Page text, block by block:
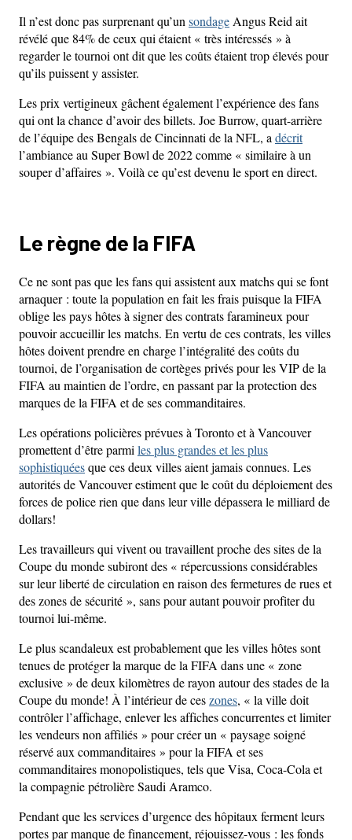
Il n’est donc pas surprenant qu’un sondage Angus Reid ait
révélé que 84% de ceux qui étaient « très intéressés » à
regarder le tournoi ont dit que les coûts étaient trop élevés pour
qu’ils puissent y assister.
Les prix vertigineux gâchent également l’expérience des fans
qui ont la chance d’avoir des billets. Joe Burrow, quart-arrière
de l’équipe des Bengals de Cincinnati de la NFL, a décrit
l’ambiance au Super Bowl de 2022 comme « similaire à un
souper d’affaires ». Voilà ce qu’est devenu le sport en direct.
Le règne de la FIFA
Ce ne sont pas que les fans qui assistent aux matchs qui se font
arnaquer : toute la population en fait les frais puisque la FIFA
oblige les pays hôtes à signer des contrats faramineux pour
pouvoir accueillir les matchs. En vertu de ces contrats, les villes
hôtes doivent prendre en charge l’intégralité des coûts du
tournoi, de l’organisation de cortèges privés pour les VIP de la
FIFA au maintien de l’ordre, en passant par la protection des
marques de la FIFA et de ses commanditaires.
Les opérations policières prévues à Toronto et à Vancouver
promettent d’être parmi les plus grandes et les plus
sophistiquéesque ces deux villes aient jamais connues. Les
autorités de Vancouver estiment que le coût du déploiement des
forces de police rien que dans leur ville dépassera le milliard de
dollars!
Les travailleurs qui vivent ou travaillent proche des sites de la
Coupe du monde subiront des « répercussions considérables
sur leur liberté de circulation en raison des fermetures de rues et
des zones de sécurité », sans pour autant pouvoir profiter du
tournoi lui-même.
Le plus scandaleux est probablement que les villes hôtes sont
tenues de protéger la marque de la FIFA dans une « zone
exclusive » de deux kilomètres de rayon autour des stades de la
Coupe du monde! À l’intérieur de ceszones, « la ville doit
contrôler l’affichage, enlever les affiches concurrentes et limiter
les vendeurs non affiliés » pour créer un « paysage soigné
réservé aux commanditaires » pour la FIFA et ses
commanditaires monopolistiques, tels que Visa, Coca-Cola et
la compagnie pétrolière Saudi Aramco.
Pendant que les services d’urgence des hôpitaux ferment leurs
portes par manque de financement, réjouissez-vous : les fonds